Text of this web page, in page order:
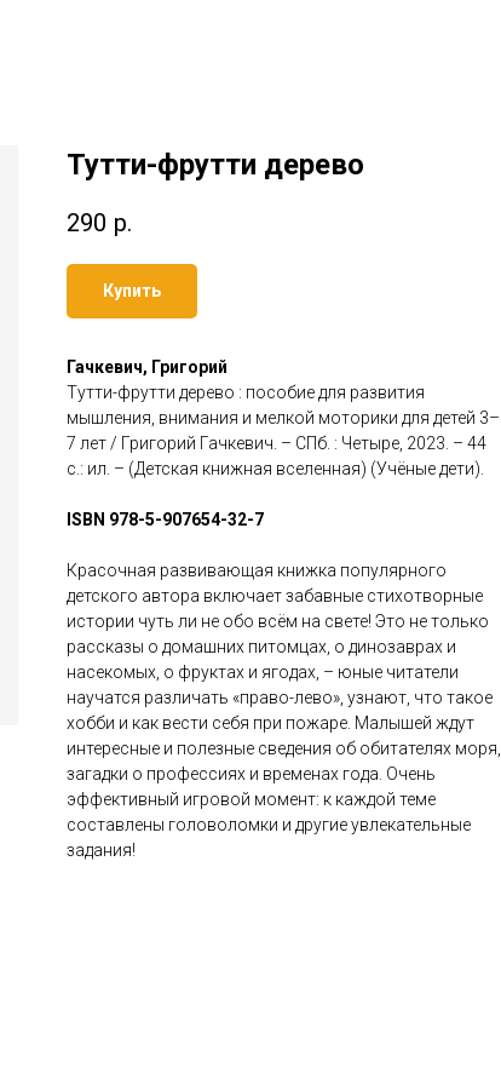
Тутти-фрутти дерево
290 р.
Купить
Гачкевич, Григорий
Тутти-фрутти дерево : пособие для развития
мышления, внимания и мелкой моторики для детей 3–
7 лет / Григорий Гачкевич. – СПб. : Четыре, 2023. – 44
с.: ил. – (Детская книжная вселенная) (Учёные дети).
ISBN 978-5-907654-32-7
Красочная развивающая книжка популярного
детского автора включает забавные стихотворные
истории чуть ли не обо всём на свете! Это не только
рассказы о домашних питомцах, о динозаврах и
насекомых, о фруктах и ягодах, – юные читатели
научатся различать «право-лево», узнают, что такое
хобби и как вести себя при пожаре. Малышей ждут
интересные и полезные сведения об обитателях моря,
загадки о профессиях и временах года. Очень
эффективный игровой момент: к каждой теме
составлены головоломки и другие увлекательные
задания!